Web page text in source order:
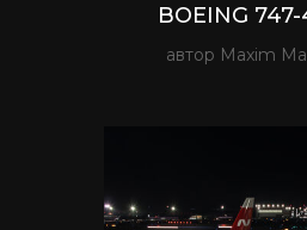
BOEING
автор Maxim